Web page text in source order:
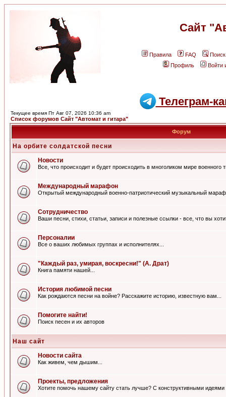
Сайт
Правила FAQ
Поиск
Профиль
Войти
Телеграм-
Текущее время Пт Авг 07, 2026 10:36 am
Список форумов Сайт "Автомат и гитара"
Форум
На орбите солдатской песни
Новости
Все, что происходит и будет происходить в многоликом мире военного
Международный марафон
Открытый международный военно-патриотический музыкальный
Сотрудничество
Ваши песни, стихи, статьи, записи и полезные ссылки - все, что вы
Персоналии
Все о ваших любимых группах и исполнителях...
"Каждый раз, умирая, воскресни!" (А. Драт)
Книга памяти нашей...
История любимой песни
Как рождаются песни на войне? Расскажите историю, известную вам...
Помогите найти!
Поиск песен и их авторов
Наш сайт
Новости сайта
Как живем, чем дышим...
Проекты, предложения
Хотите помочь нашему сайту стать лучше? С конструктивными